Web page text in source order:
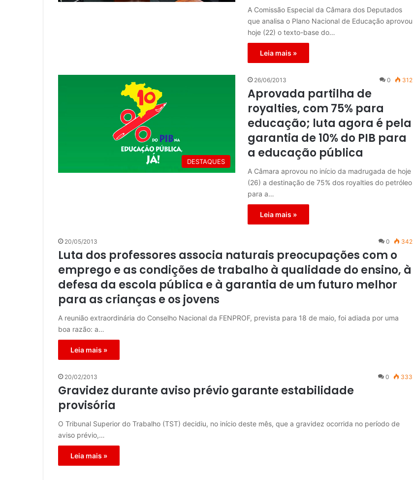
A Comissão Especial da Câmara dos Deputados
que analisa o Plano Nacional de Educação aprovou
hoje (22) o texto-base do…
Leia mais »
DESTAQUES
26/06/2013 0 312
Aprovada partilha de
royalties, com 75% para
educação; luta agora é pela
garantia de 10% do PIB para
a educação pública
A Câmara aprovou no início da madrugada de hoje
(26) a destinação de 75% dos royalties do petróleo
para a…
Leia mais »
20/05/2013 0 342
Luta dos professores associa naturais preocupações com o
emprego e as condições de trabalho à qualidade do ensino, à
defesa da escola pública e à garantia de um futuro melhor
para as crianças e os jovens
A reunião extraordinária do Conselho Nacional da FENPROF, prevista para 18 de maio, foi adiada por uma
boa razão: a…
Leia mais »
20/02/2013 0 333
Gravidez durante aviso prévio garante estabilidade
provisória
O Tribunal Superior do Trabalho (TST) decidiu, no início deste mês, que a gravidez ocorrida no período de
aviso prévio,…
Leia mais »